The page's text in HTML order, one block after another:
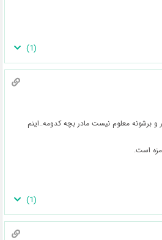
(
1
)
و برشونه معلوم نیست مادر بچه کدومه..اینم
است.
(
1
)